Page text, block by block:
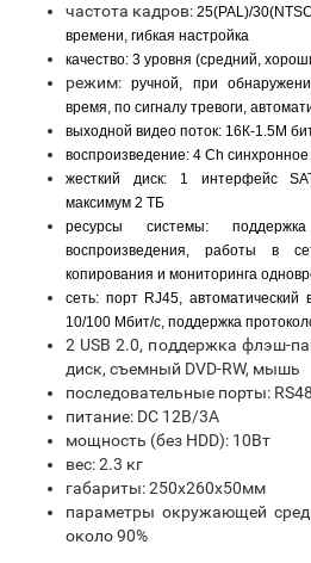
частота кадров: 25(PAL)/
времени, гибкая настройка
качество: 3 уровня (средний,
режим:ручной, при
время, по сигналу тревоги,
выходной видео поток: 16К-1.5М
воспроизведение: 4 Ch
жесткий диск: 1 интерфейс
максимум 2 ТБ
ресурсы системы:
воспроизведения, работы в
копирования и мониторинга
сеть: порт RJ45, автоматический
10/100 Мбит/с, поддержка
2 USB 2.0, поддержка флэш-
диск, cъемный DVD-RW, мышь
последовательные порты:
питание: DC 12В/3А
мощность (без HDD): 10Вт
вес: 2.3 кг
габариты: 250х260х50мм
параметры окружающей
около 90%